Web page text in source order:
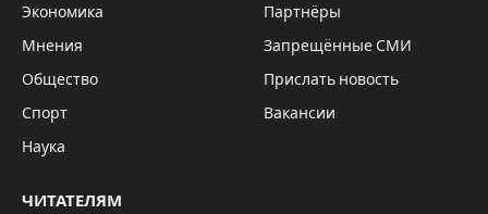
Экономика
Мнения
Общество
Спорт
Наука
Партнёры
Запрещённые СМИ
Прислать новость
Вакансии
ЧИТАТЕЛЯМ